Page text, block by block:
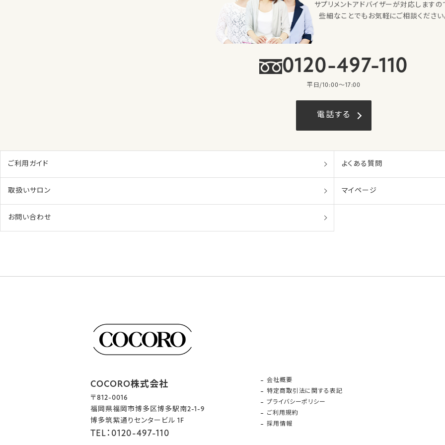
サプリメントアドバイザーが対応しますの
些細なことでもお気軽にご相談ください
0120-497-110
平日/10:00〜17:00
電話する
ご利用ガイド よくある質問
取扱いサロン マイページ
お問い合わせ
COCORO株式会社
〒812-0016
福岡県福岡市博多区博多駅南2-1-9
博多筑紫通りセンタービル 1F
TEL：0120-497-110
会社概要
特定商取引法に関する表記
プライバシーポリシー
ご利用規約
採用情報